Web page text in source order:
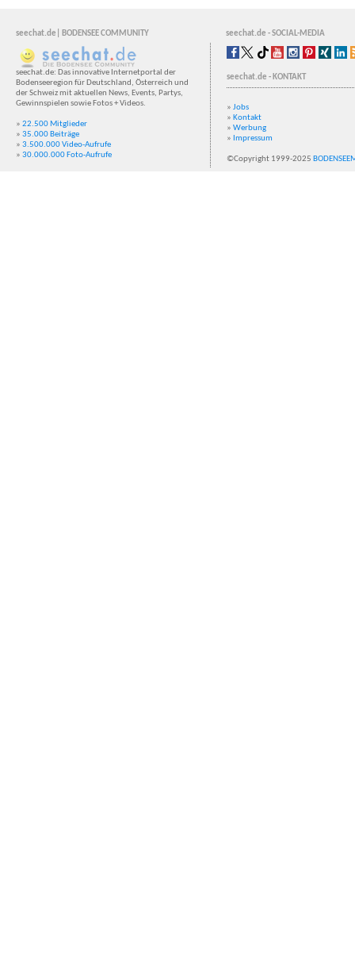
seechat.de| BODENSEE COMMUNITY seechat.de - SOCIAL-MEDIA
seechat.de: Das innovative Internetportal der
Bodenseeregion für Deutschland, Österreich und
der Schweiz mit aktuellen News, Events, Partys,
Gewinnspielen sowie Fotos + Videos.
» 22.500 Mitglieder
» 35.000 Beiträge
» 3.500.000 Video-Aufrufe
» 30.000.000 Foto-Aufrufe
seechat.de - KONTAKT
» Jobs
» Kontakt
» Werbung
» Impressum
©Copyright 1999-2025